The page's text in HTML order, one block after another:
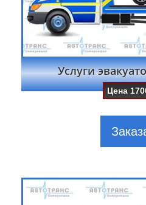
Услуги
Цена